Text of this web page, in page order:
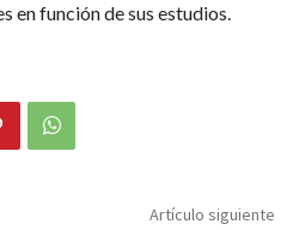
en función de sus estudios.
Artículo siguiente